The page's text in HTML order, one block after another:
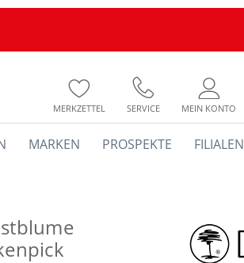
MERKZETTEL SERVICE MEIN KONTO
MARKEN PROSPEKTE FILIALEN